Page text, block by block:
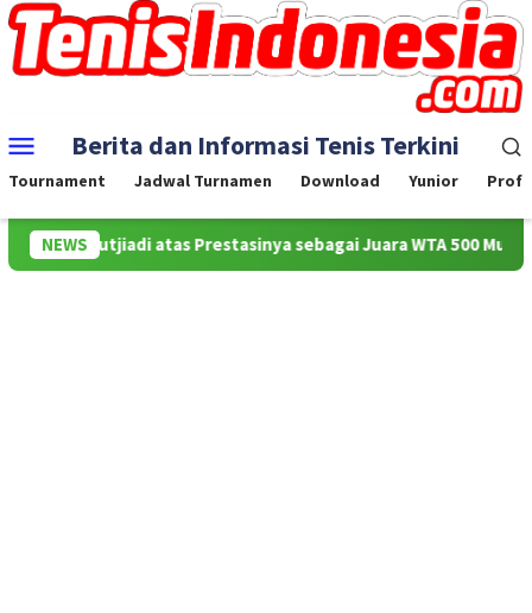
Skip
to
content
Mobile
Menu
Berita dan Informasi Tenis Terkini
Tournament Jadwal Turnamen Download Yunior
NEWSatas Prestasinya sebagai Juara WTA 500 Mubadala Citi